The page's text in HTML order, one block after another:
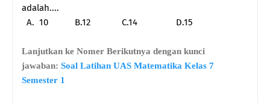
adalah....
A. 10 B.12 C.14 D.15
Lanjutkan ke Nomer Berikutnya dengan kunci
jawaban: Soal Latihan UAS Matematika Kelas 7
Semester 1